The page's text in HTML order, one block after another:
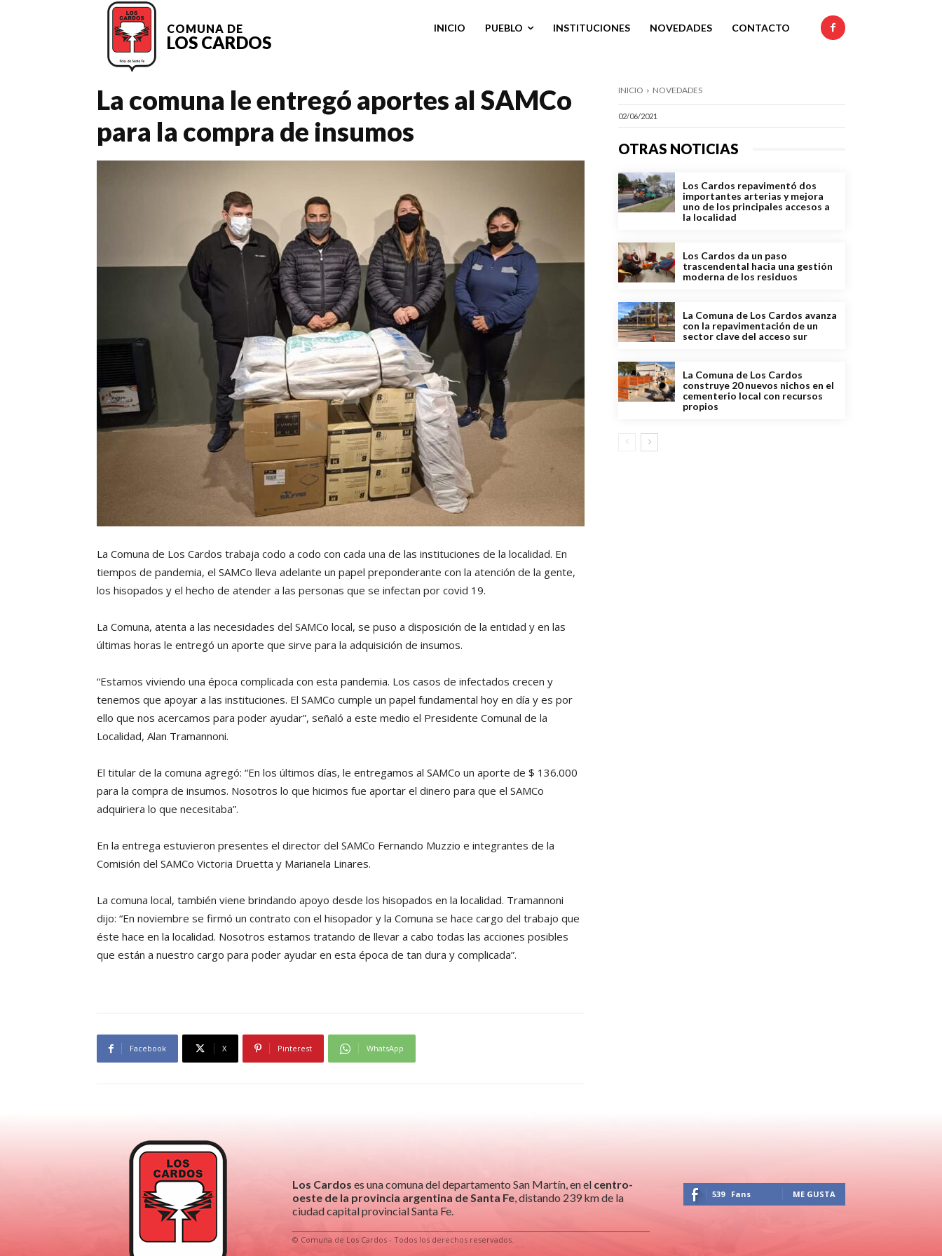
COMUNA DE
LOS CARDOS
INICIO PUEBLO INSTITUCIONES NOVEDADES CONTACTO
La comuna le entregó aportes al SAMCo
para la compra de insumos
La Comuna de Los Cardos trabaja codo a codo con cada una de las instituciones de la localidad. En
tiempos de pandemia, el SAMCo lleva adelante un papel preponderante con la atención de la gente,
los hisopados y el hecho de atender a las personas que se infectan por covid 19.
La Comuna, atenta a las necesidades del SAMCo local, se puso a disposición de la entidad y en las
últimas horas le entregó un aporte que sirve para la adquisición de insumos.
“Estamos viviendo una época complicada con esta pandemia. Los casos de infectados crecen y
tenemos que apoyar a las instituciones. El SAMCo cumple un papel fundamental hoy en día y es por
ello que nos acercamos para poder ayudar”, señaló a este medio el Presidente Comunal de la
Localidad, Alan Tramannoni.
El titular de la comuna agregó: “En los últimos días, le entregamos al SAMCo un aporte de $ 136.000
para la compra de insumos. Nosotros lo que hicimos fue aportar el dinero para que el SAMCo
adquiriera lo que necesitaba”.
En la entrega estuvieron presentes el director del SAMCo Fernando Muzzio e integrantes de la
Comisión del SAMCo Victoria Druetta y Marianela Linares.
La comuna local, también viene brindando apoyo desde los hisopados en la localidad. Tramannoni
dijo: “En noviembre se firmó un contrato con el hisopador y la Comuna se hace cargo del trabajo que
éste hace en la localidad. Nosotros estamos tratando de llevar a cabo todas las acciones posibles
que están a nuestro cargo para poder ayudar en esta época de tan dura y complicada”.
Facebook X Pinterest WhatsApp
INICIO NOVEDADES
02/06/2021
OTRAS NOTICIAS
Los Cardos repavimentó dos
importantes arterias y mejora
uno de los principales accesos a
la localidad
Los Cardos da un paso
trascendental hacia una gestión
moderna de los residuos
La Comuna de Los Cardos avanza
con la repavimentación de un
sector clave del acceso sur
La Comuna de Los Cardos
construye 20 nuevos nichos en el
cementerio local con recursos
propios
Los Cardos es una comuna del departamento San Martín, en el centro-
oeste de la provincia argentina de Santa Fe, distando 239 km de la
ciudad capital provincial Santa Fe.
© Comuna de Los Cardos - Todos los derechos reservados.
539 Fans ME GUSTA